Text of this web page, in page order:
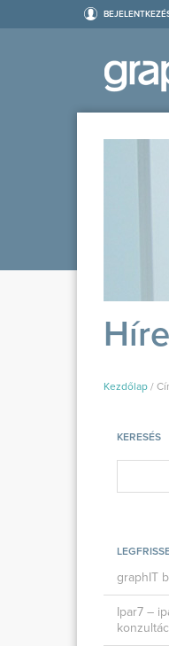
Kezdőlap /
KERESÉS
graphIT
Ipar7 –